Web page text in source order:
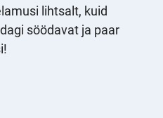
oli:
€38,95.
lihtsalt, kuid
söödavat ja paar